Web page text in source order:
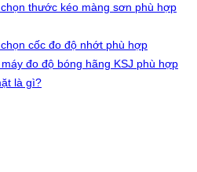
thước kéo màng sơn phù hợp
cốc đo độ nhớt phù hợp
đo độ bóng hãng KSJ phù hợp
là gì?